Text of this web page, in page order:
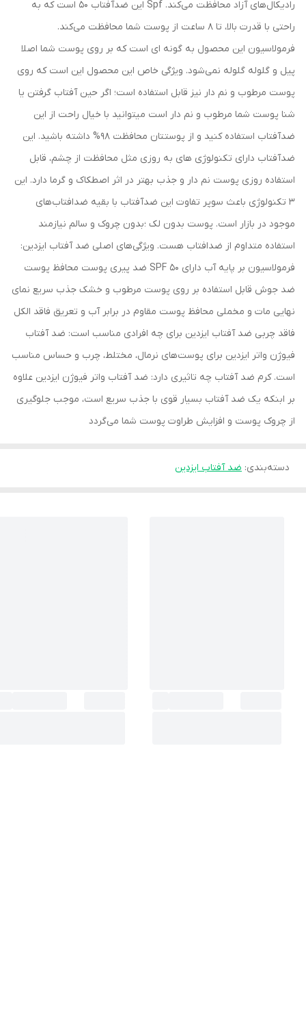
رادیکال‌های آزاد محافظت می‌کند. Spf این ضدآفتاب 50 است که به
راحتی با قدرت بالا، تا 8 ساعت از پوست شما محافظت می‌کند.
فرمولاسیون این محصول به گونه ای است که بر روی پوست شما اصلا
پیل و گلوله گلوله نمی‌شود. ویژگی خاص این محصول این است که روی
پوست مرطوب و نم دار نیز قابل استفاده است؛ اگر حین آفتاب گرفتن یا
شنا پوست شما مرطوب و نم دار است میتوانید با خیال راحت از این
ضدآفتاب استفاده کنید و از پوستتان محافظت 98% داشته باشید. این
ضدآفتاب دارای تکنولوژی های به روزی مثل محافظت از چشم، قابل
استفاده روزی پوست نم دار و جذب بهتر در اثر اصطکاک و گرما دارد. این
3 تکنولوژی باعث سوپر تفاوت این ضدآفتاب با بقیه ضدافتاب‌های
موجود در بازار است. پوست بدون لک ؛بدون چروک و سالم نیازمند
استفاده متداوم از ضدافتاب هست. ویژگی‌های اصلی ضد آفتاب ایزدین:
فرمولاسیون بر پایه آب دارای SPF 50 ضد پیری پوست محافظ پوست
ضد جوش قابل استفاده بر روی پوست مرطوب و خشک جذب سریع نمای
نهایی مات و مخملی محافظ پوست مقاوم در برابر آب و تعریق فاقد الکل
فاقد چربی ضد آفتاب ایزدین برای چه افرادی مناسب است: ضد آفتاب
فیوژن واتر ایزدین برای پوست‌های نرمال، مختلط، چرب و حساس مناسب
است. کرم ضد آفتاب چه تاثیری دارد: ضد آفتاب واتر فیوژن ایزدین علاوه
بر ابنکه یک ضد آفتاب بسیار قوی با جذب سریع است، موجب جلوگیری
از چروک پوست و افزایش طراوت پوست شما می‌گردد
دسته‌بندی: ضد آفتاب ایزدین